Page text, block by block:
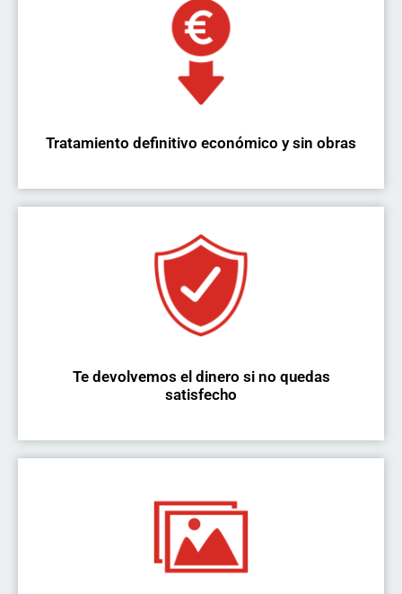
Tratamiento definitivo económico y sin obras
Te devolvemos el dinero si no quedas
satisfecho